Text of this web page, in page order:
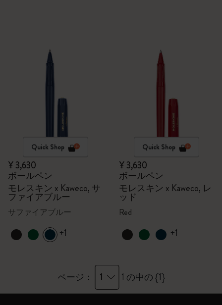
Quick Shop
¥ 3,630
ボールペン
モレスキン x Kaweco, サ
ファイアブルー
サファイアブルー
+1
Quick Shop
¥ 3,630
ボールペン
モレスキン x Kaweco, レ
ッド
Red
+1
ページ： 1 1 の中の {1}